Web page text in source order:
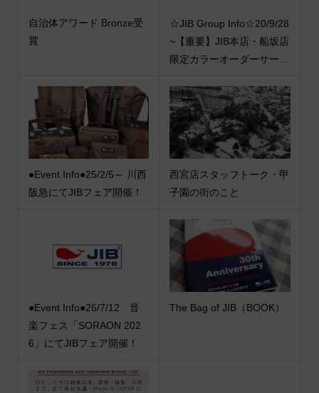
自治体アワード Bronze受
賞
☆JIB Group Info☆20/9/28
~【重要】JIB本店・船坂店
限定カラーオーダーサー...
●Event Info●25/2/5～ 川西
阪急にてJIBフェア開催！
西宮店スタッフトーク・甲
子園の街のこと
●Event Info●26/7/12 音
楽フェス「SORAON 202
6」にてJIBフェア開催！
The Bag of JIB（BOOK）